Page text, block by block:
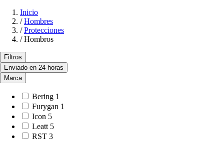
Inicio
/ Hombres
/ Protecciones
/ Hombros
Filtros
Enviado en 24 horas
Marca
Bering 1
Furygan 1
Icon 5
Leatt 5
RST 3